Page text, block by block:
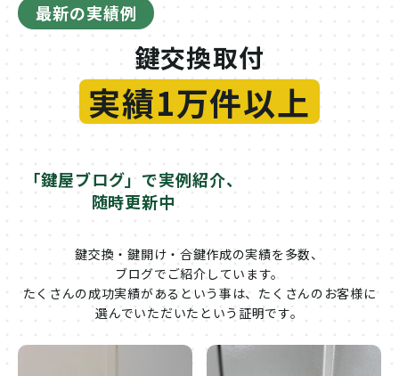
最新の実績例
鍵交換取付
実績1万件以上
「鍵屋ブログ」で実例紹介、
随時更新中
鍵交換・鍵開け・合鍵作成の実績を多数、
ブログでご紹介しています。
たくさんの成功実績があるという事は、たくさんのお客様に
選んでいただいたという証明です。